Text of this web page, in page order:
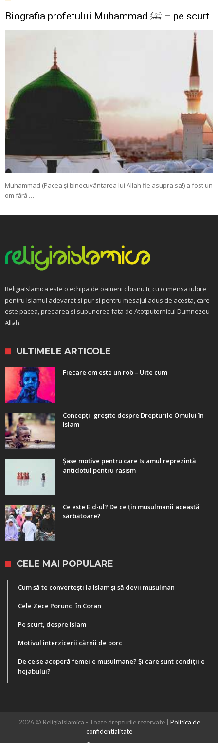
Biografia profetului Muhammad ﷺ – pe scurt
Muhammad (Pacea și binecuvântarea lui Allah fie asupra sa!) a fost un
om fără …
ReligiaIslamica este o echipa de oameni obisnuiti, cu o imensa iubire
pentru Islamul adevarat si pur si pentru mesajul adus de acesta, care
este pacea, predarea si supunerea fata de Atotputernicul Dumnezeu -
Allah.
ULTIMELE ARTICOLE
Fiecare om este un rob – Uite cum
Concepții greșite despre Drepturile Omului în
Islam
Șase motive pentru care Islamul reprezintă
antidotul pentru rasism
Ce este Eid-ul? De ce țin musulmanii această
sărbătoare?
CELE MAI POPULARE
Cum să te convertești la Islam şi să devii musulman
Cele Zece Porunci în Coran
Pe scurt, despre Islam
Motivul interzicerii cărnii de porc
De ce se acoperă femeile musulmane? Şi care sunt condiţiile
hejabului?
2026 © ReligiaIslamica - Toate drepturile rezervate | Politica de
confidentialitate